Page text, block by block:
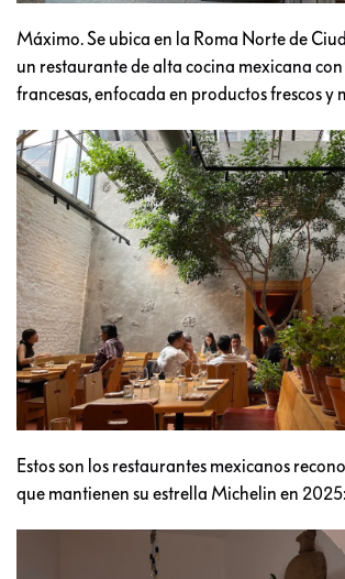
Máximo. Se ubica en la Roma Norte de
un restaurante de alta cocina mexicana
francesas, enfocada en productos frescos y
Estos son los restaurantes mexicanos
que mantienen su estrella Michelin en 2025: